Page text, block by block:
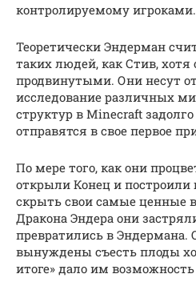
контролируемому игроками.
Теоретически Эндерман
таких людей, как Стив, хотя
продвинутыми. Они несут
исследование различных
структур в Minecraft
отправятся в свое первое
По мере того, как они
открыли Конец и построили
скрыть свои самые ценные
Дракона Эндера они
превратились в
вынуждены съесть плоды
итоге» дало им